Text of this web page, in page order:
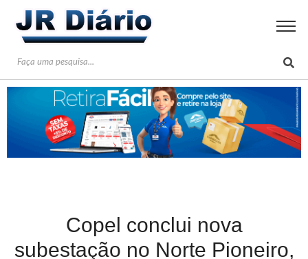
Copel conclui nova
subestação no Norte Pioneiro,